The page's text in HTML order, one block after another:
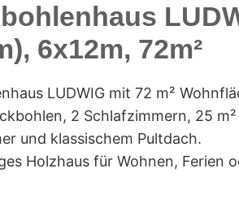
6x12m, 72m²
LUDWIG mit 72 m²
2 Schlafzimmern, 25 m²
und klassischem Pultdach.
Holzhaus für Wohnen, Ferien